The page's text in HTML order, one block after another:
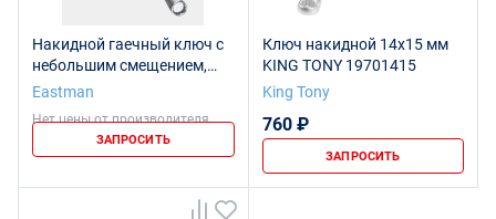
Накидной гаечный ключ с
небольшим смещением,
14x15 мм, E-2007
Eastman
Нет цены от производителя
ЗАПРОСИТЬ
Ключ накидной 14x15 мм
KING TONY 19701415
King Tony
760 ₽
ЗАПРОСИТЬ